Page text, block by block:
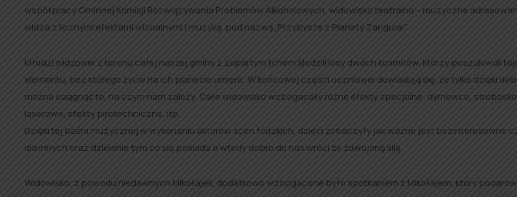
współpracy Gminnej Komisji Rozwiązywania Problemów Alkoholowych, widowisko teatralno – muzyczne
widza z licznymi efektami wizualnymi i muzyką, pod nazwą „Przybysze z Planety Zangular”.
Młodzi widzowie z terenu całej naszej gminy z zapartym tchem śledzili losy dwóch kosmitów, którzy poszukiwali
elementu, bez którego życie na ich planecie umiera. W końcowej części uczniowie dowiadują się, że tylko dzięki
można osiągnąć to, na czym nam zależy. Całe widowisko wzbogacały różne efekty specjalne: dymowce,
laserowe, efekty pirotechniczne, itp.
Dzięki tej baśni muzycznej w wykonaniu aktorów scen łódzkich, dzieci zobaczyły jak ważne jest bezinteresowne
dla innych oraz dzielenie tym co się posiada a wtedy dobro do nas wróci ze zdwojoną silą.
Widowisko, z powodu niedawnych Mikołajek, dodatkowo wzbogacone było spotkaniem z Mikołajem, który